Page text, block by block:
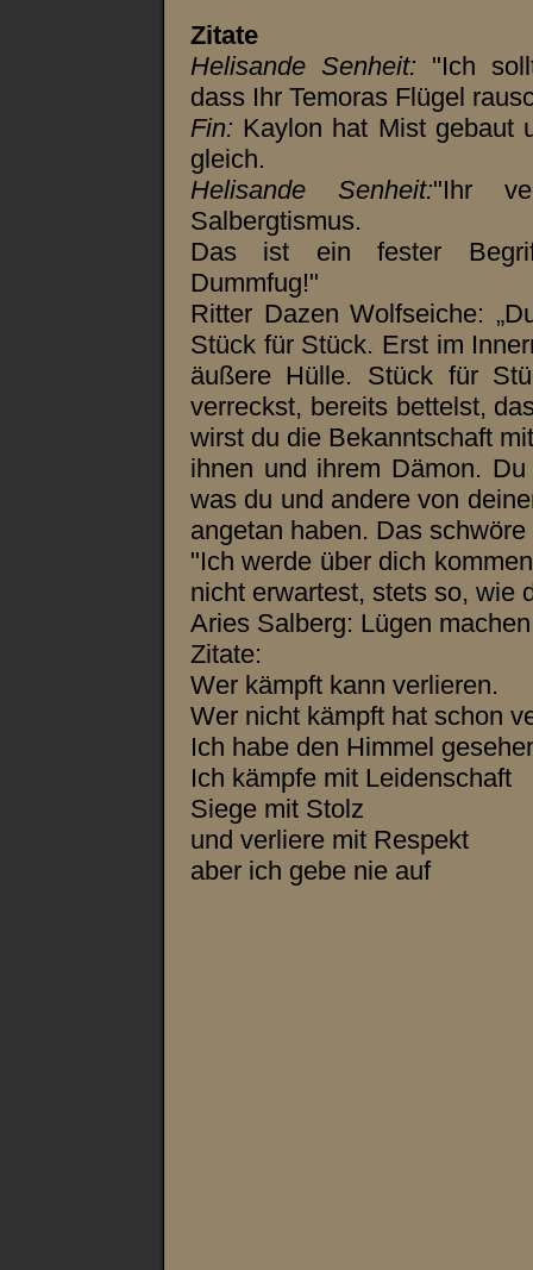
Zitate
Helisande Senheit: "Ich
dass Ihr Temoras Flügel
Fin: Kaylon hat Mist gebaut
gleich.
Helisande Senheit:"Ihr
Salbergtismus.
Das ist ein fester
Dummfug!"
Ritter Dazen Wolfseiche:
Stück für Stück. Erst im
äußere Hülle. Stück für
verreckst, bereits bettelst,
wirst du die Bekanntschaft
ihnen und ihrem Dämon.
was du und andere von
angetan haben. Das schwöre
"Ich werde über dich
nicht erwartest, stets so, wie
Aries Salberg: Lügen
Zitate:
Wer kämpft kann verlieren.
Wer nicht kämpft hat schon
Ich habe den Himmel
Ich kämpfe mit Leidenschaft
Siege mit Stolz
und verliere mit Respekt
aber ich gebe nie auf